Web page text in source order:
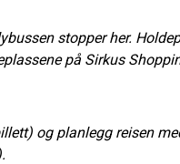
stopper her.
på Sirkus
og planlegg reisen